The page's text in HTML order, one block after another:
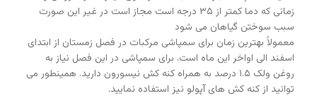
زمانی که دما کمتر از ۳۵ درجه است مجاز است در غیر این صورت
سبب سوختن گیاهان می شود
معمولاً بهترین زمان برای سمپاشی مرکبات در فصل زمستان از ابتدای
اسفند الی اواخر این ماه است. برای سمپاشی در این فصل نیاز به
روغن ولک ۱.۵ درصد به همراه کنه کش نیسورون دارید. همینطور می
توانید از کنه کش های آپولو نیز استفاده نمایید.